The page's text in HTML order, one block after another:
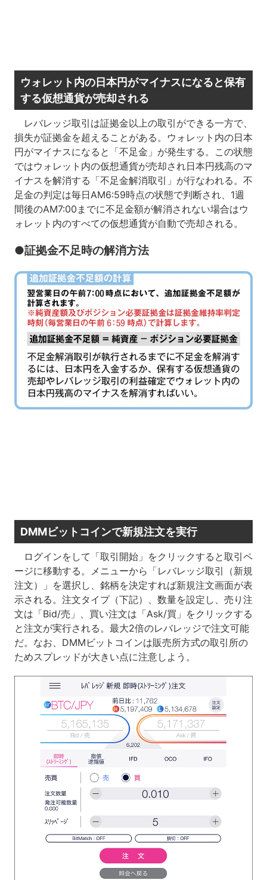
ウォレット内の日本円がマイナスになると保有
する仮想通貨が売却される
レバレッジ取引は証拠金以上の取引ができる一方で、
損失が証拠金を超えることがある。ウォレット内の日本
円がマイナスになると「不足金」が発生する。この状態
ではウォレット内の仮想通貨が売却され日本円残高のマ
イナスを解消する「不足金解消取引」が行なわれる。不
足金の判定は毎日AM6:59時点の状態で判断され、1週
間後のAM7:00までに不足金額が解消されない場合はウ
ォレット内のすべての仮想通貨が自動で売却される。
●証拠金不足時の解消方法
DMMビットコインで新規注文を実行
ログインをして「取引開始」をクリックすると取引ペ
ージに移動する。メニューから「レバレッジ取引（新規
注文）」を選択し、銘柄を決定すれば新規注文画面が表
示される。注文タイプ（下記）、数量を設定し、売り注
文は「Bid/売」、買い注文は「Ask/買」をクリックする
と注文が実行される。最大2倍のレバレッジで注文可能
だ。なお、DMMビットコインは販売所方式の取引所の
ためスプレッドが大きい点に注意しよう。